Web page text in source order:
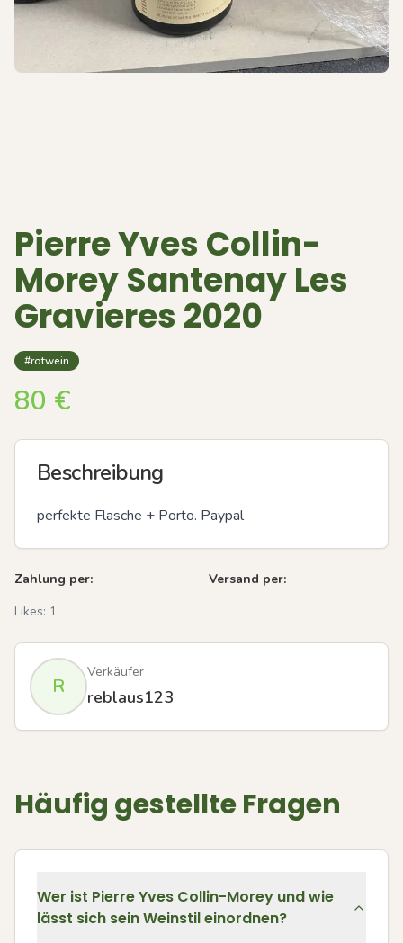
Pierre Yves Collin-
Morey Santenay Les
Gravieres 2020
#rotwein
80 €
Beschreibung
perfekte Flasche + Porto. Paypal
Zahlung per:
Versand per:
Likes: 1
R
Verkäufer
reblaus123
Häufig gestellte Fragen
Wer ist Pierre Yves Collin-Morey und wie
lässt sich sein Weinstil einordnen?